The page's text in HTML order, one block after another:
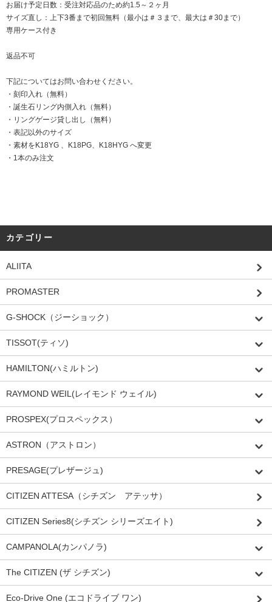
お届け予定日数：受注対応品のため約1.5～２ヶ月
サイズ直し：上下3番まで初回無料（最小は＃３まで、最大は＃30まで）
専用ケース付き
返品不可
下記についてはお問い合わせください。
・刻印入れ（無料）
・誕生石リング内側入れ（無料）
・リングゲージ貸し出し（無料）
・表記以外のサイズ
・素材をK18YG 、K18PG、K18HYG へ変更
・1本のみ注文
カテゴリー
ALIITA
PROMASTER
G-SHOCK（ジーショック）
TISSOT(ティソ)
HAMILTON(ハミルトン)
RAYMOND WEIL(レイモンド ウェイル)
PROSPEX(プロスペックス）
ASTRON（アストロン）
PRESAGE(プレザージュ)
CITIZEN ATTESA（シチズン アテッサ）
CITIZEN Series8(シチズン シリーズエイト)
CAMPANOLA(カンパノラ)
The CITIZEN (ザ シチズン)
Eco-Drive One (エコドライブ ワン)